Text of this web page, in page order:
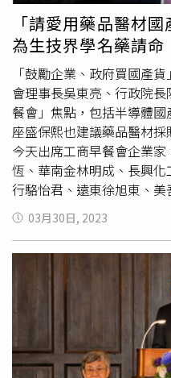
百合花象徵從事公益品格
福爾摩沙藝術大賞未來將持
了極具代表性的「真善美大
劇男女演員等獎項，希望
藉由獎項鼓勵影視工作者
十年後，當有人登高一呼
起重現以前快樂日子」。黃
當時是因為賴聲川要出國唸
位置，且要在這唱歌不容
國人那樣到位，門檻自然
往，助於他提升世界觀，
音樂初心的美好，「每個
演藝圈跳板，只是喜歡唱
在這團隊於有榮焉。」《
2023年10月6-8日 時間：
10/7（六）07:30pm、10/
台黃仲崑腳傷還在復原中。
「請愛用藥品醫材
為生技界學名藥請命
「鼓勵企業、政府買國產
會理事長吳東亮、行政院
餐會」焦點，包括半導體
座盛保熙也建議藥品醫材
今天出席工商早餐會企業家
恆、華南金林明成、長興
行駱怡君、遠東徐旭東、
等。其中，在生技類股股
（6472），已經遠遠領先
元，保瑞董座盛保熙透過
圖，成為生技業尖兵，今天
光金控總經理吳欣儒（中
／方萬民攝）盛保熙在工
學名藥業請命，請政府與
加速審核申請藥證流程，
考察、參加國際展覽；媒
03月30日, 2023